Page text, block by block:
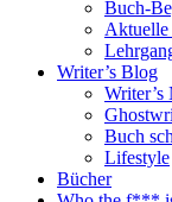
Buch-
Aktuelle
Writer’s Blog
Writer’s
Buch
Lifestyle
Bücher